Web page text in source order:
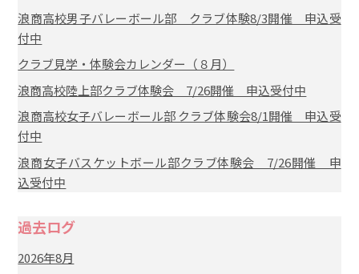
浪商高校男子バレーボール部 クラブ体験8/3開催 申込受
付中
クラブ見学・体験会カレンダー（８月）
浪商高校陸上部クラブ体験会 7/26開催 申込受付中
浪商高校女子バレーボール部 クラブ体験会8/1開催 申込受
付中
浪商女子バスケットボール部クラブ体験会 7/26開催 申
込受付中
過去ログ
2026年8月